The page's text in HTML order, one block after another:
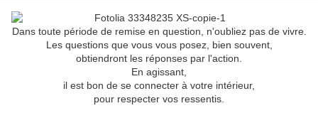
Dans toute période de remise en question, n'oubliez pas de vivre.
Les questions que vous vous posez, bien souvent,
obtiendront les réponses par l'action.
En agissant,
il est bon de se connecter à votre intérieur,
pour respecter vos ressentis.